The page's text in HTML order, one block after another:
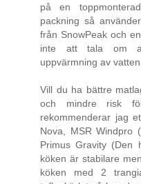
på en
packning så
från SnowPeak och
inte att tala om
uppvärmning av
Vill du ha bättre
och mindre risk
rekommenderar jag
Nova, MSR Windpro
Primus Gravity (Den
köken är stabilare
köken med 2